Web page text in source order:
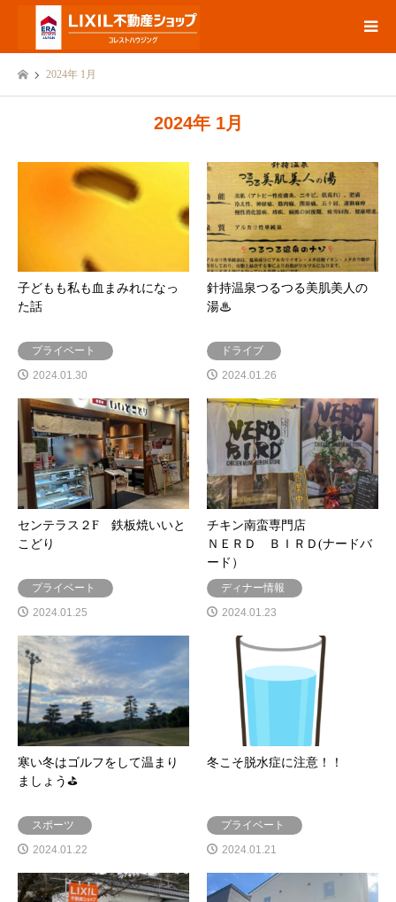
2024年 1月
2024年 1月
子どもも私も血まみれになっ
た話
プライベート
2024.01.30
針持温泉つるつる美肌美人の
湯♨
ドライブ
2024.01.26
センテラス２F 鉄板焼いいと
こどり
プライベート
2024.01.25
チキン南蛮専門店
ＮＥＲＤ ＢＩＲＤ(ナードバ
ード）
ディナー情報
2024.01.23
寒い冬はゴルフをして温まり
ましょう⛳️
スポーツ
2024.01.22
冬こそ脱水症に注意！！
プライベート
2024.01.21